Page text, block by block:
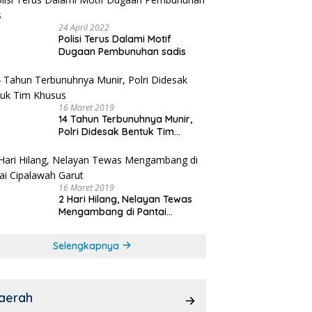
24 April 2022
Polisi Terus Dalami Motif
Dugaan Pembunuhan sadis
16 Maret 2019
14 Tahun Terbunuhnya Munir,
Polri Didesak Bentuk Tim
16 Maret 2019
2 Hari Hilang, Nelayan Tewas
Mengambang di Pantai
Selengkapnya